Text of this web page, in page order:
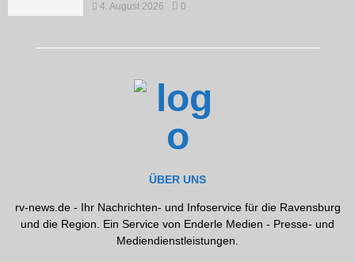
4. August 2026 0
ÜBER UNS
rv-news.de - Ihr Nachrichten- und Infoservice für die Ravensburg
und die Region. Ein Service von Enderle Medien - Presse- und
Mediendienstleistungen.